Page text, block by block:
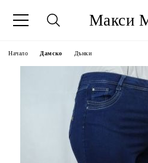
Макси
Начало Дамско Дънки